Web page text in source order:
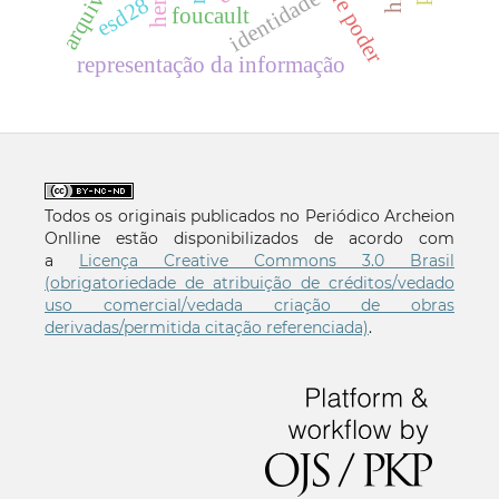
foucault
representação da informação
identidade
esd28
Todos os originais publicados no Periódico Archeion
Onlline estão disponibilizados de acordo com
a
Licença Creative Commons 3.0 Brasil
(obrigatoriedade de atribuição de créditos/vedado
uso comercial/vedada criação de obras
derivadas/permitida citação referenciada).